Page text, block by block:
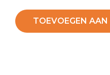
TOEVOEGEN